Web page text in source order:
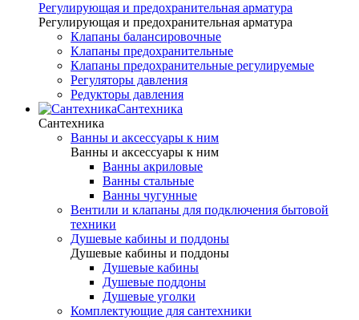
Регулирующая и предохранительная арматура
Регулирующая и предохранительная арматура
Клапаны балансировочные
Клапаны предохранительные
Клапаны предохранительные регулируемые
Регуляторы давления
Редукторы давления
Сантехника
Сантехника
Ванны и аксессуары к ним
Ванны и аксессуары к ним
Ванны акриловые
Ванны стальные
Ванны чугунные
Вентили и клапаны для подключения бытовой
техники
Душевые кабины и поддоны
Душевые кабины и поддоны
Душевые кабины
Душевые поддоны
Душевые уголки
Комплектующие для сантехники